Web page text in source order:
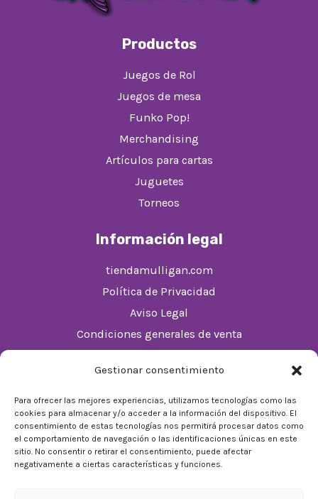
Gestionar consentimiento
Para ofrecer las mejores experiencias, utilizamos tecnologías como las
cookies para almacenar y/o acceder a la información del dispositivo. El
consentimiento de estas tecnologías nos permitirá procesar datos como
el comportamiento de navegación o las identificaciones únicas en este
sitio. No consentir o retirar el consentimiento, puede afectar
negativamente a ciertas características y funciones.
Productos
Juegos de Rol
Juegos de mesa
Funko Pop!
Merchandising
Artículos para cartas
Juguetes
Torneos
Información legal
tiendamulligan.com
Política de Privacidad
Aviso Legal
Condiciones generales de venta
De Lunes a Domingos de 10:00 a 22:00
Festivos sujetos al horario del Málaga Factory